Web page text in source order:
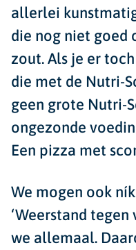
allerlei
die nog niet goed
zout. Als je er
die met de Nutri-
geen grote Nutri-
ongezonde
Een pizza met
We mogen ook n
‘Weerstand
we allemaal.